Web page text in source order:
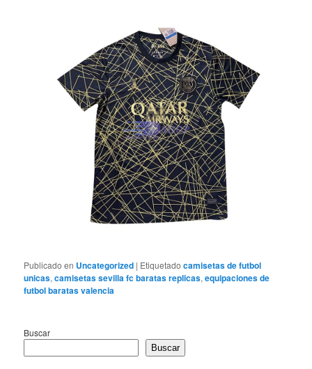
Publicado en Uncategorized | Etiquetado camisetas de futbol
unicas,camisetas sevilla fc baratas replicas,equipaciones de
futbol baratas valencia
Buscar
Buscar